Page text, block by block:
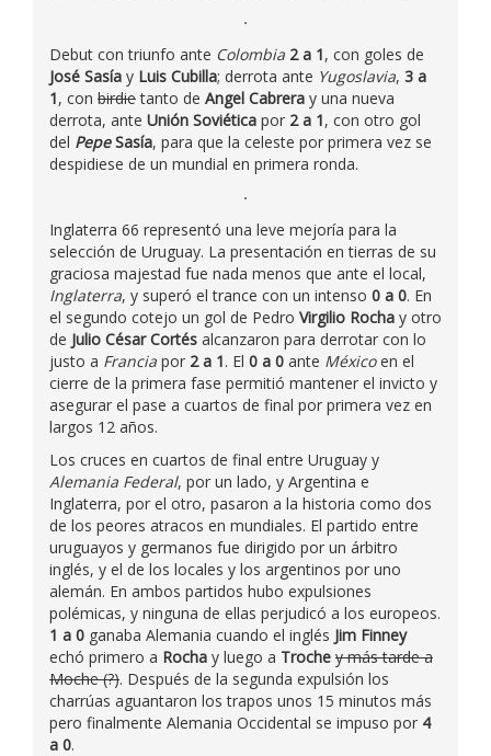
Debut con triunfo ante Colombia 2 a 1, con goles de
José Sasía y Luis Cubilla; derrota ante Yugoslavia, 3 a
1, con birdietanto de Angel Cabrera y una nueva
derrota, ante Unión Soviética por 2 a 1, con otro gol
del PepeSasía, para que la celeste por primera vez se
despidiese de un mundial en primera ronda.
Inglaterra 66 representó una leve mejoría para la
selección de Uruguay. La presentación en tierras de su
graciosa majestad fue nada menos que ante el local,
Inglaterra, y superó el trance con un intenso 0 a 0. En
el segundo cotejo un gol de Pedro Virgilio Rocha y otro
de Julio César Cortés alcanzaron para derrotar con lo
justo a Francia por 2 a 1. El 0 a 0 ante Méxicoen el
cierre de la primera fase permitió mantener el invicto y
asegurar el pase a cuartos de final por primera vez en
largos 12 años.
Los cruces en cuartos de final entre Uruguay y
Alemania Federal, por un lado, y Argentina e
Inglaterra, por el otro, pasaron a la historia como dos
de los peores atracos en mundiales. El partido entre
uruguayos y germanos fue dirigido por un árbitro
inglés, y el de los locales y los argentinos por uno
alemán. En ambos partidos hubo expulsiones
polémicas, y ninguna de ellas perjudicó a los europeos.
1 a 0 ganaba Alemania cuando el inglés Jim Finney
echó primero a Rocha y luego a Troche y más tarde a
Moche (?). Después de la segunda expulsión los
charrúas aguantaron los trapos unos 15 minutos más
pero finalmente Alemania Occidental se impuso por 4
a 0.